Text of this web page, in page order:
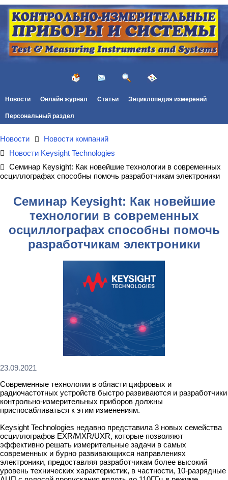
Новости Онлайн журнал Статьи Энциклопедия измерений
Персональный раздел
Новости
Новости компаний
Новости Keysight Technologies
Семинар Keysight: Как новейшие технологии в современных
осциллографах способны помочь разработчикам электроники
Семинар Keysight: Как новейшие
технологии в современных
осциллографах способны помочь
разработчикам электроники
23.09.2021
Современные технологии в области цифровых и
радиочастотных устройств быстро развиваются и разработчики
контрольно-измерительных приборов должны
приспосабливаться к этим изменениям.
Keysight Technologies недавно представила 3 новых семейства
осциллографов EXR/MXR/UXR, которые позволяют
эффективно решать измерительные задачи в самых
современных и бурно развивающихся направлениях
электроники, предоставляя разработчикам более высокий
уровень технических характеристик, в частности, 10-разрядные